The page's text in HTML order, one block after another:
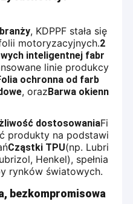
, KDPPF stała się
motoryzacyjnych.2
inteligentnej fabr
linie produkcy
ochronna od farb
, orazBarwa okienn
dostosowaniaFi
produkty na podstawi
Cząstki TPU(np. Lubri
Henkel), spełnia
rynków światowych.
bezkompromisowa